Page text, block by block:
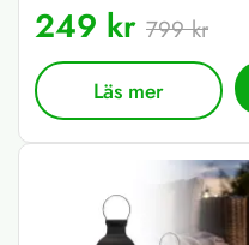
249 kr 799 kr
Läs mer